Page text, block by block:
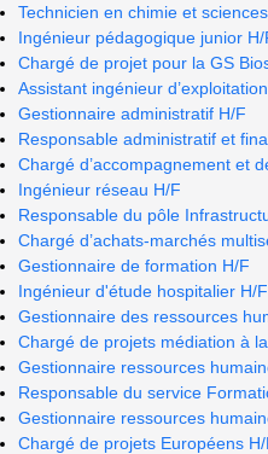
Technicien en chimie et
Ingénieur pédagogique junior H/
Chargé de projet pour la GS
Assistant ingénieur
Gestionnaire administratif H/F
Responsable administratif et
Chargé d’accompagnement et
Ingénieur réseau H/F
Responsable du pôle
Chargé d’achats-marchés
Gestionnaire de formation H/F
Ingénieur d'étude hospitalier H/F
Gestionnaire des ressources
Chargé de projets médiation à
Gestionnaire ressources
Responsable du service
Gestionnaire ressources
Chargé de projets Européens H/